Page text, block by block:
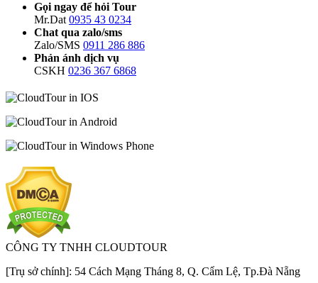
Gọi ngay để hỏi Tour
Mr.Dat 0935 43 0234
Chat qua zalo/sms
Zalo/SMS 0911 286 886
Phản ánh dịch vụ
CSKH 0236 367 6868
CÔNG TY TNHH CLOUDTOUR
[Trụ sở chính]: 54 Cách Mạng Tháng 8, Q. Cẩm Lệ, Tp.Đà Nẵng